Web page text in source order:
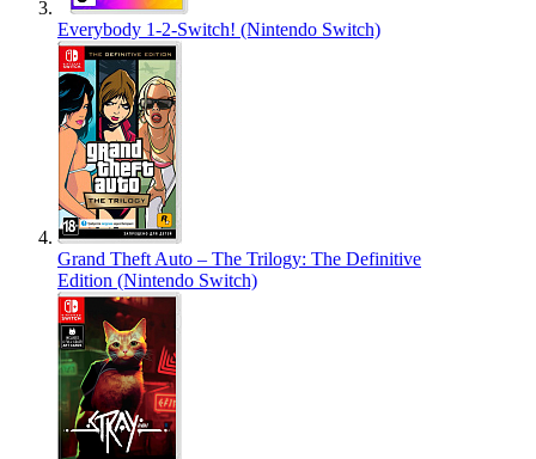
Everybody 1-2-Switch! (Nintendo Switch)
Grand Theft Auto – The Trilogy: The Definitive
Edition (Nintendo Switch)